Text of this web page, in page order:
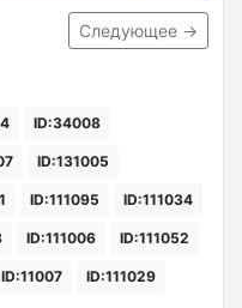
Следующее →
ID:34008
ID:131005
ID:111095 ID:111034
ID:111006 ID:111052
ID:11007 ID:111029